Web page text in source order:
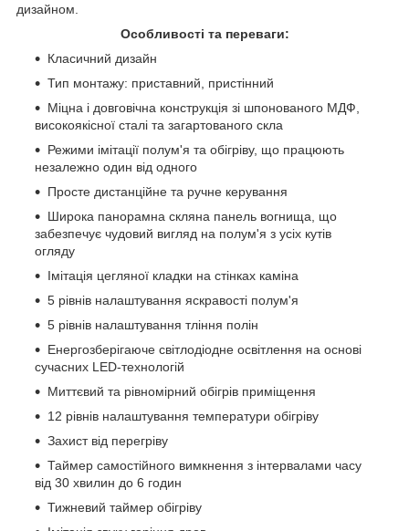
дизайном.
Особливості та переваги:
Класичний дизайн
Тип монтажу: приставний, пристінний
Міцна і довговічна конструкція зі шпонованого МДФ,
високоякісної сталі та загартованого скла
Режими імітації полум'я та обігріву, що працюють
незалежно один від одного
Просте дистанційне та ручне керування
Широка панорамна скляна панель вогнища, що
забезпечує чудовий вигляд на полум'я з усіх кутів
огляду
Імітація цегляної кладки на стінках каміна
5 рівнів налаштування яскравості полум'я
5 рівнів налаштування тління полін
Енергозберігаюче світлодіодне освітлення на основі
сучасних LED-технологій
Миттєвий та рівномірний обігрів приміщення
12 рівнів налаштування температури обігріву
Захист від перегріву
Таймер самостійного вимкнення з інтервалами часу
від 30 хвилин до 6 годин
Тижневий таймер обігріву